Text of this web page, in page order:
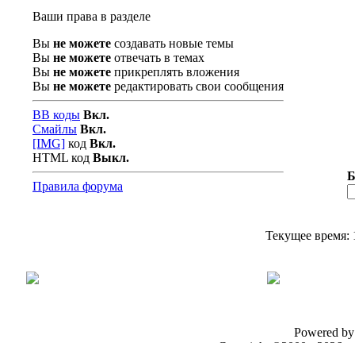
Ваши права в разделе
Вы не можете создавать новые темы
Вы не можете отвечать в темах
Вы не можете прикреплять вложения
Вы не можете редактировать свои сообщения
BB коды Вкл.
Смайлы Вкл.
[IMG] код Вкл.
HTML код Выкл.
Правила форума
Текущее время:
Powered